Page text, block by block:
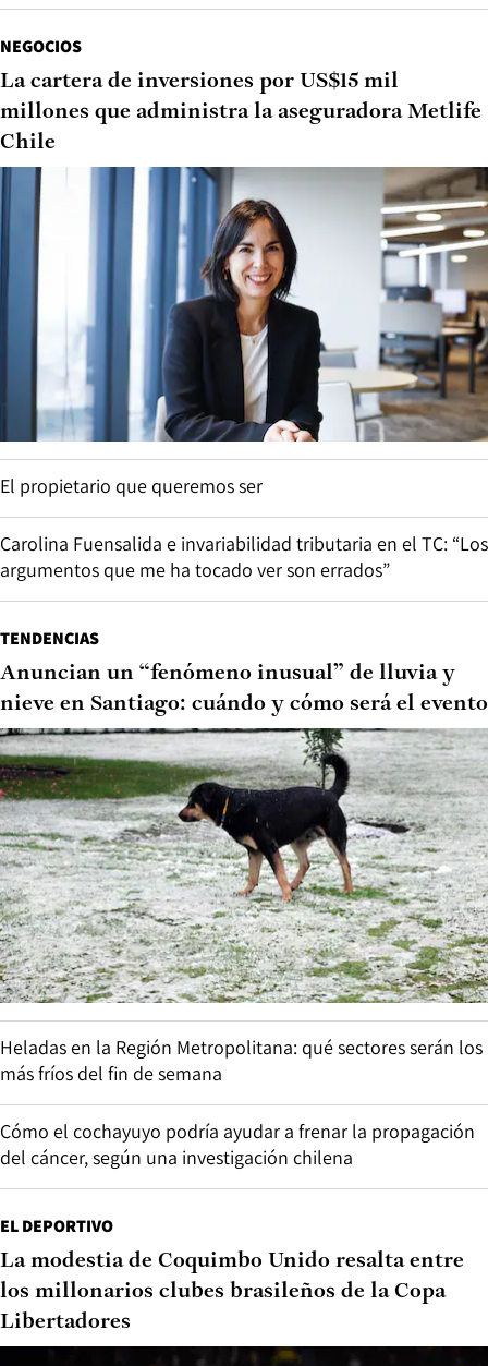
NEGOCIOS
La cartera de inversiones por US$15 mil
millones que administra la aseguradora Metlife
Chile
El propietario que queremos ser
Carolina Fuensalida e invariabilidad tributaria en el TC: “Los
argumentos que me ha tocado ver son errados”
TENDENCIAS
Anuncian un “fenómeno inusual” de lluvia y
nieve en Santiago: cuándo y cómo será el evento
Heladas en la Región Metropolitana: qué sectores serán los
más fríos del fin de semana
Cómo el cochayuyo podría ayudar a frenar la propagación
del cáncer, según una investigación chilena
EL DEPORTIVO
La modestia de Coquimbo Unido resalta entre
los millonarios clubes brasileños de la Copa
Libertadores